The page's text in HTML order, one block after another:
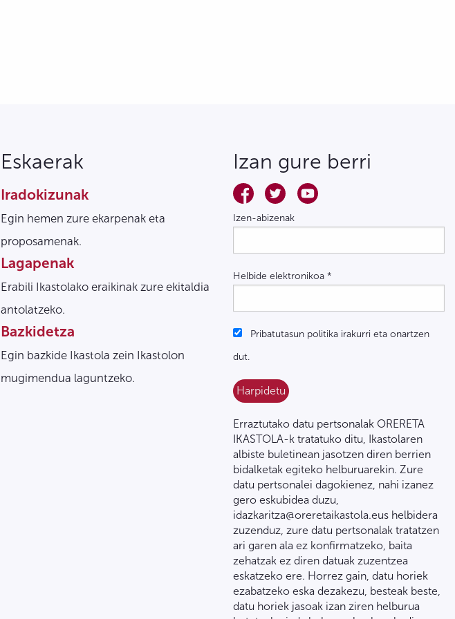
Eskaerak
Iradokizunak
Egin hemen zure ekarpenak eta
proposamenak.
Lagapenak
Erabili Ikastolako eraikinak zure ekitaldia
antolatzeko.
Bazkidetza
Egin bazkide Ikastola zein Ikastolon
mugimendua laguntzeko.
Izan gure berri
Izen-abizenak
Helbide elektronikoa *
Pribatutasun politika irakurri eta onartzen
dut.
Erraztutako datu pertsonalak ORERETA
IKASTOLA-k tratatuko ditu, Ikastolaren
albiste buletinean jasotzen diren berrien
bidalketak egiteko helburuarekin. Zure
datu pertsonalei dagokienez, nahi izanez
gero eskubidea duzu,
idazkaritza@oreretaikastola.eus helbidera
zuzenduz, zure datu pertsonalak tratatzen
ari garen ala ez konfirmatzeko, baita
zehatzak ez diren datuak zuzentzea
eskatzeko ere. Horrez gain, datu horiek
ezabatzeko eska dezakezu, besteak beste,
datu horiek jasoak izan ziren helburua